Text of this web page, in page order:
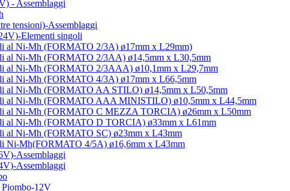
- Assemblaggi
tensioni)-Assemblaggi
Elementi singoli
al Ni-Mh (FORMATO 2/3A) ø17mm x L29mm)
al Ni-Mh (FORMATO 2/3AA) ø14,5mm x L30,5mm
al Ni-Mh (FORMATO 2/3AAA) ø10,1mm x L29,7mm
al Ni-Mh (FORMATO 4/3A) ø17mm x L66,5mm
al Ni-Mh (FORMATO AA STILO) ø14,5mm x L50,5mm
al Ni-Mh (FORMATO AAA MINISTILO) ø10,5mm x L44,5mm
al Ni-Mh (FORMATO C MEZZA TORCIA) ø26mm x L50mm
al Ni-Mh (FORMATO D TORCIA) ø33mm x L61mm
al Ni-Mh (FORMATO SC) ø23mm x L43mm
Ni-Mh(FORMATO 4/5A) ø16,6mm x L43mm
Assemblaggi
Assemblaggi
12V